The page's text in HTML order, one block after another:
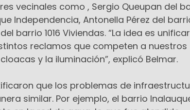
vecinales como , Sergio Queupan del
Independencia, Antonella Pérez del
barrio 1016 Viviendas. “La idea es unificar
reclamos que competen a nuestros
y la iluminación”, explicó Belmar.
que los problemas de
similar. Por ejemplo, el barrio